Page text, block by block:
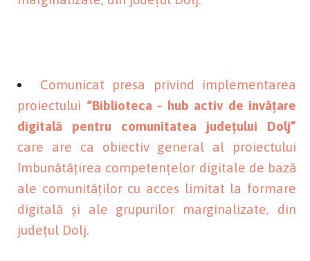
Comunicat presa privind implementarea
proiectului “Biblioteca - hub activ de învățare
digitală pentru comunitatea județului Dolj”
care are ca obiectiv general al proiectului
îmbunătățirea competențelor digitale de bază
ale comunităților cu acces limitat la formare
digitală și ale grupurilor marginalizate, din
județul Dolj.